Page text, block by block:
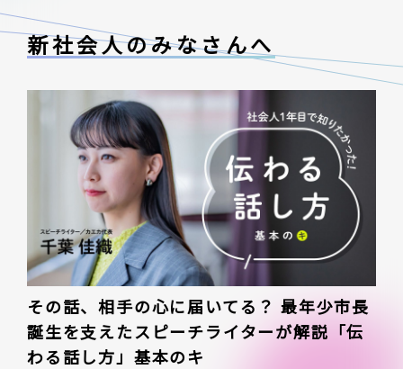
新社会人のみなさんへ
その話、相手の心に届いてる？ 最年少市長
誕生を支えたスピーチライターが解説「伝
わる話し方」基本のキ